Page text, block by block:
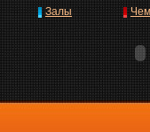
Залы